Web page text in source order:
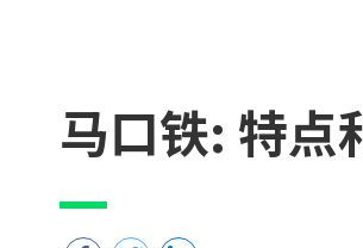
马口铁: 特点